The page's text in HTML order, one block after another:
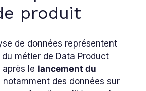
produit
de données représentent
métier de Data Product
le lancement du
notamment des données sur